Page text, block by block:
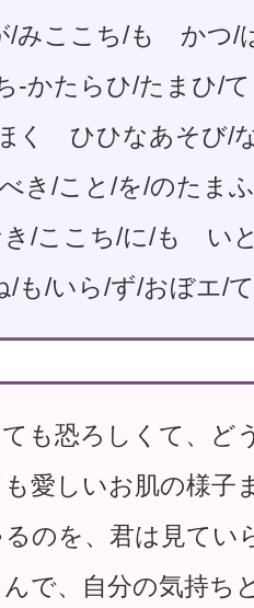
みここち/も かつ/
-かたらひ/たま
く ひひなあそび
き/こと/を/のたま
/ここち/に/も い
/も/いら/ず/おぼエ/
も恐ろしくて、ど
愛しいお肌の様子
のを、君は見てい
で、自分の気持ち